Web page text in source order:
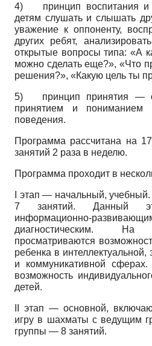
4) принцип воспитания
детям слушать и слышать
уважение к оппоненту,
других ребят,
открытые вопросы типа: «А
можно сделать еще?», «Что
решения?», «Какую цель ты
5) принцип принятия —
принятием и пониманием
поведения.
Программа рассчитана на
занятий 2 раза в неделю.
Программа проходит в
этап — начальный,
7 занятий. Данный
информационно-
диагностическим.
просматриваются
ребенка в
и коммуникативной
возможность
детей.
этап — основной,
игру в шахматы с ведущим
группы — 8 занятий.